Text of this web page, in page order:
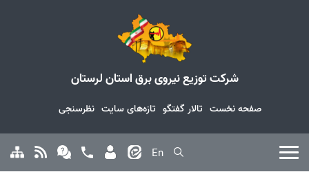
صفحه نخست تالار گفتگو تازه‌های سایت نظرسنجی
شرکت توزیع نیروی برق استان لرستان
En